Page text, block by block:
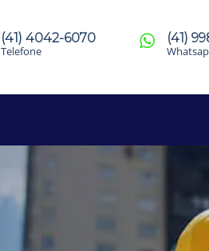
(41)
(41) 4042-6070
Telefone